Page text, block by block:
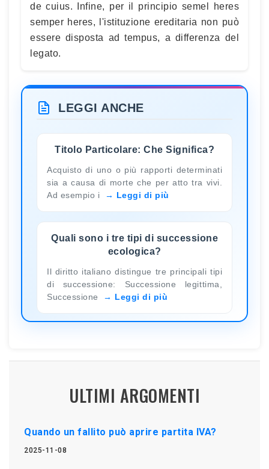
de cuius. Infine, per il principio semel heres
semper heres, l'istituzione ereditaria non può
essere disposta ad tempus, a differenza del
legato.
LEGGI ANCHE
Titolo Particolare: Che Significa?
Acquisto di uno o più rapporti determinati
sia a causa di morte che per atto tra vivi.
Ad esempio i
Leggi di più
Quali sono i tre tipi di successione
ecologica?
Il diritto italiano distingue tre principali tipi
di successione: Successione legittima,
Successione
Leggi di più
ULTIMI ARGOMENTI
Quando un fallito può aprire partita IVA?
2025-11-08